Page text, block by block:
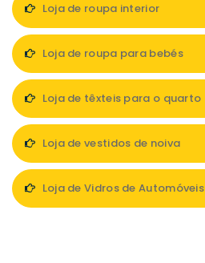
Loja de roupa interior
Loja de roupa para bebés
Loja de têxteis para o quarto
Loja de vestidos de noiva
Loja de Vidros de Automóveis